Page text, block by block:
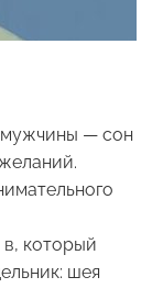
мужчины — сон
который
шея